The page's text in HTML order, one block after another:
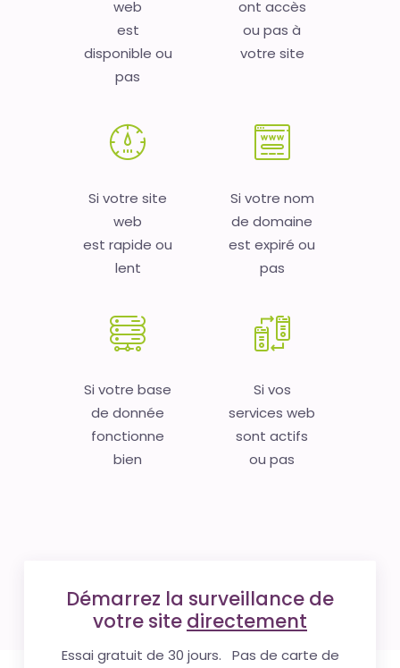
web
est
disponible ou
pas
ont accès
ou pas à
votre site
Si votre site
web
est rapide ou
lent
Si votre nom
de domaine
est expiré ou
pas
Si votre base
de donnée
fonctionne
bien
Si vos
services web
sont actifs
ou pas
Démarrez la surveillance de
votre site directement
Essai gratuit de 30 jours. Pas de carte de